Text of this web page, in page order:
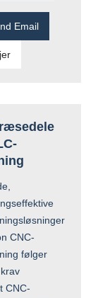
Email
CNC-
følger
CNC-